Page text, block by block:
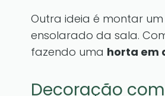
Outra ideia é montar
ensolarado da sala.
fazendo uma horta em
Decoração